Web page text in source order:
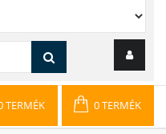
TERMÉK 0 TERMÉK